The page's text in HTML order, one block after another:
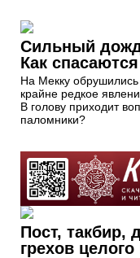
Сильный
Как
На Мекку
крайне редкое
В голову приходит
паломники?
Пост, такбир,
грехов